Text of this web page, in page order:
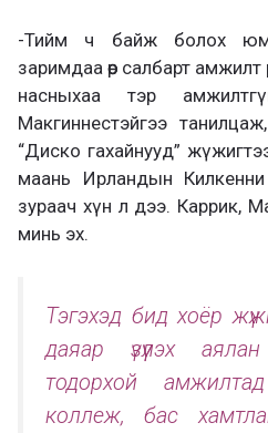
-Тийм ч байж болох юм.
заримдаа өөр салбарт амжилт
насныхаа тэр
Макгиннестэйгээ
“Диско гахайнууд”
маань Ирландын
зураач хүн л дээ. Каррик,
минь эх.
Тэгэхэд бид хоёр
даяар үзүүлэх
тодорхой
коллеж, бас